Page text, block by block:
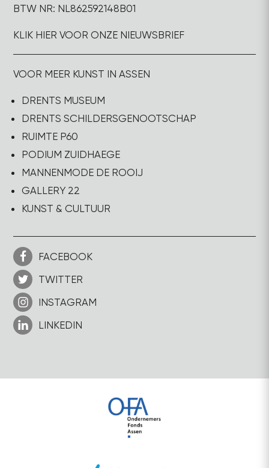
BTW NR: NL862592148B01
KLIK HIER VOOR ONZE NIEUWSBRIEF
VOOR MEER KUNST IN ASSEN
DRENTS MUSEUM
DRENTS SCHILDERSGENOOTSCHAP
RUIMTE P60
PODIUM ZUIDHAEGE
MANNENMODE DE ROOIJ
GALLERY 22
KUNST & CULTUUR
FACEBOOK
TWITTER
INSTAGRAM
LINKEDIN